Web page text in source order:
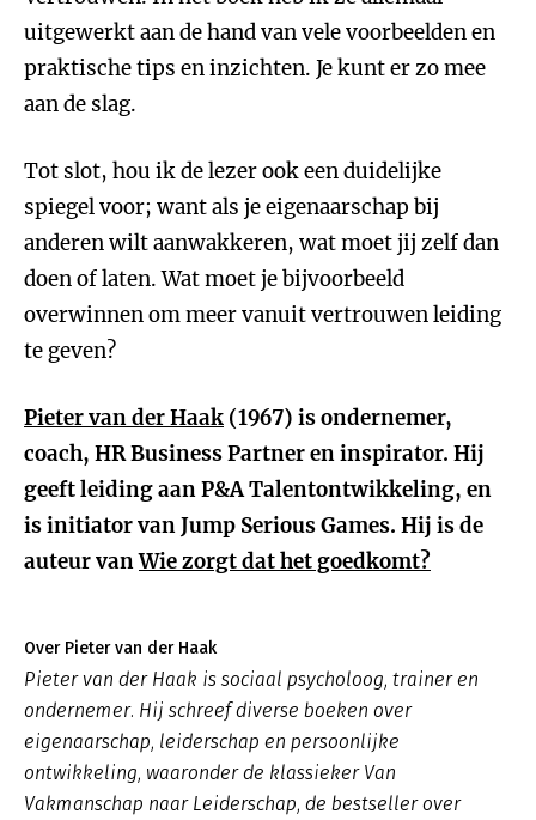
uitgewerkt aan de hand van vele voorbeelden en
praktische tips en inzichten. Je kunt er zo mee
aan de slag.
Tot slot, hou ik de lezer ook een duidelijke
spiegel voor; want als je eigenaarschap bij
anderen wilt aanwakkeren, wat moet jij zelf dan
doen of laten. Wat moet je bijvoorbeeld
overwinnen om meer vanuit vertrouwen leiding
te geven?
Pieter van der Haak (1967) is ondernemer,
coach, HR Business Partner en inspirator. Hij
geeft leiding aan P&A Talentontwikkeling, en
is initiator van Jump Serious Games. Hij is de
auteur vanWie zorgt dat het goedkomt?
Over Pieter van der Haak
Pieter van der Haak is sociaal psycholoog, trainer en
ondernemer. Hij schreef diverse boeken over
eigenaarschap, leiderschap en persoonlijke
ontwikkeling, waaronder de klassieker Van
Vakmanschap naar Leiderschap, de bestseller over